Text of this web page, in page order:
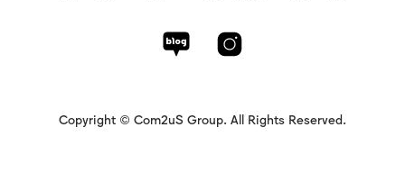
Copyright © Com2uS Group. All Rights Reserved.